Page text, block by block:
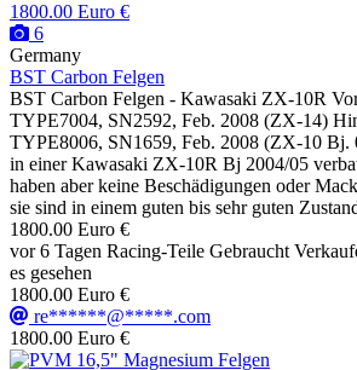
1800.00 Euro €
6
Germany
BST Carbon Felgen
BST Carbon Felgen - Kawasaki ZX-10R
TYPE7004, SN2592, Feb. 2008 (ZX-14)
TYPE8006, SN1659, Feb. 2008 (ZX-10 Bj.
in einer Kawasaki ZX-10R Bj 2004/05
haben aber keine Beschädigungen oder
sie sind in einem guten bis sehr guten
1800.00 Euro €
vor 6 Tagen Racing-Teile Gebraucht
es gesehen
1800.00 Euro €
re******@*****.com
1800.00 Euro €